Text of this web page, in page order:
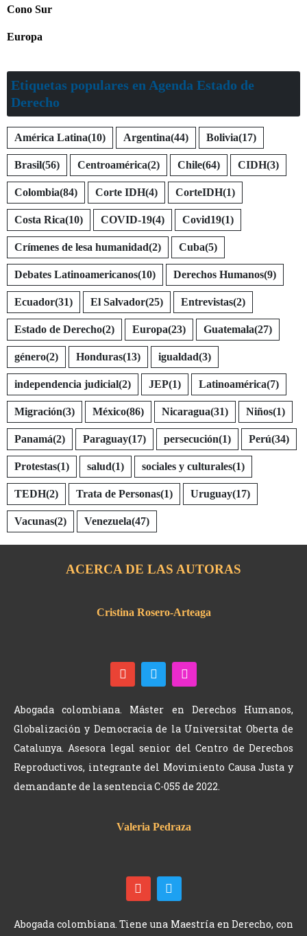
Cono Sur
Europa
Etiquetas populares en Agenda Estado de
Derecho
América Latina(10) Argentina(44) Bolivia(17)
Brasil(56) Centroamérica(2) Chile(64) CIDH(3)
Colombia(84) Corte IDH(4) CorteIDH(1)
Costa Rica(10) COVID-19(4) Covid19(1)
Crímenes de lesa humanidad(2) Cuba(5)
Debates Latinoamericanos(10) Derechos Humanos(9)
Ecuador(31) El Salvador(25) Entrevistas(2)
Estado de Derecho(2) Europa(23) Guatemala(27)
género(2) Honduras(13) igualdad(3)
independencia judicial(2) JEP(1) Latinoamérica(7)
Migración(3) México(86) Nicaragua(31) Niños(1)
Panamá(2) Paraguay(17) persecución(1) Perú(34)
Protestas(1) salud(1) sociales y culturales(1)
TEDH(2) Trata de Personas(1) Uruguay(17)
Vacunas(2) Venezuela(47)
ACERCA DE LAS AUTORAS
Cristina Rosero-Arteaga
Abogada colombiana. Máster en Derechos Humanos,
Globalización y Democracia de la Universitat Oberta de
Catalunya. Asesora legal senior del Centro de Derechos
Reproductivos, integrante del Movimiento Causa Justa y
demandante de la sentencia C-055 de 2022.
Valeria Pedraza
Abogada colombiana. Tiene una Maestría en Derecho, con